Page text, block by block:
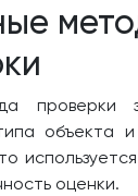
проверки
объекта
оценки.